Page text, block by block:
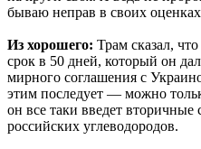
бываю неправ в своих
Из хорошего: Трам сказал,
срок в 50 дней, который он
мирного соглашения с
этим последует — можно
он все таки введет
российских углеводородов.